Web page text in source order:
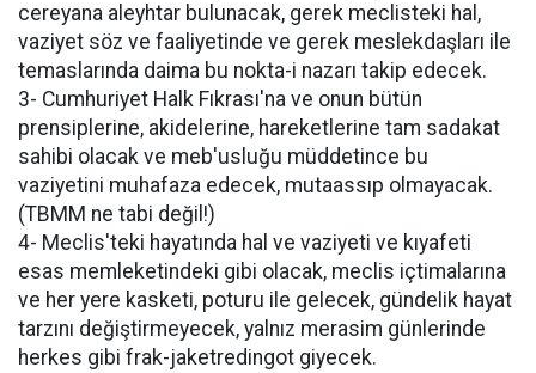
cereyana aleyhtar bulunacak, gerek meclisteki hal,
vaziyet söz ve faaliyetinde ve gerek meslekdaşları ile
temaslarında daima bu nokta-i nazarı takip edecek.
3- Cumhuriyet Halk Fıkrası'na ve onun bütün
prensiplerine, akidelerine, hareketlerine tam sadakat
sahibi olacak ve meb'usluğu müddetince bu
vaziyetini muhafaza edecek, mutaassıp olmayacak.
(TBMM ne tabi değil!)
4- Meclis'teki hayatında hal ve vaziyeti ve kıyafeti
esas memleketindeki gibi olacak, meclis içtimalarına
ve her yere kasketi, poturu ile gelecek, gündelik hayat
tarzını değiştirmeyecek, yalnız merasim günlerinde
herkes gibi frak-jaketredingot giyecek.